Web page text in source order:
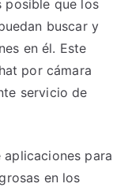
posible que los
buscar y
en él. Este
por cámara
servicio de
para
en los